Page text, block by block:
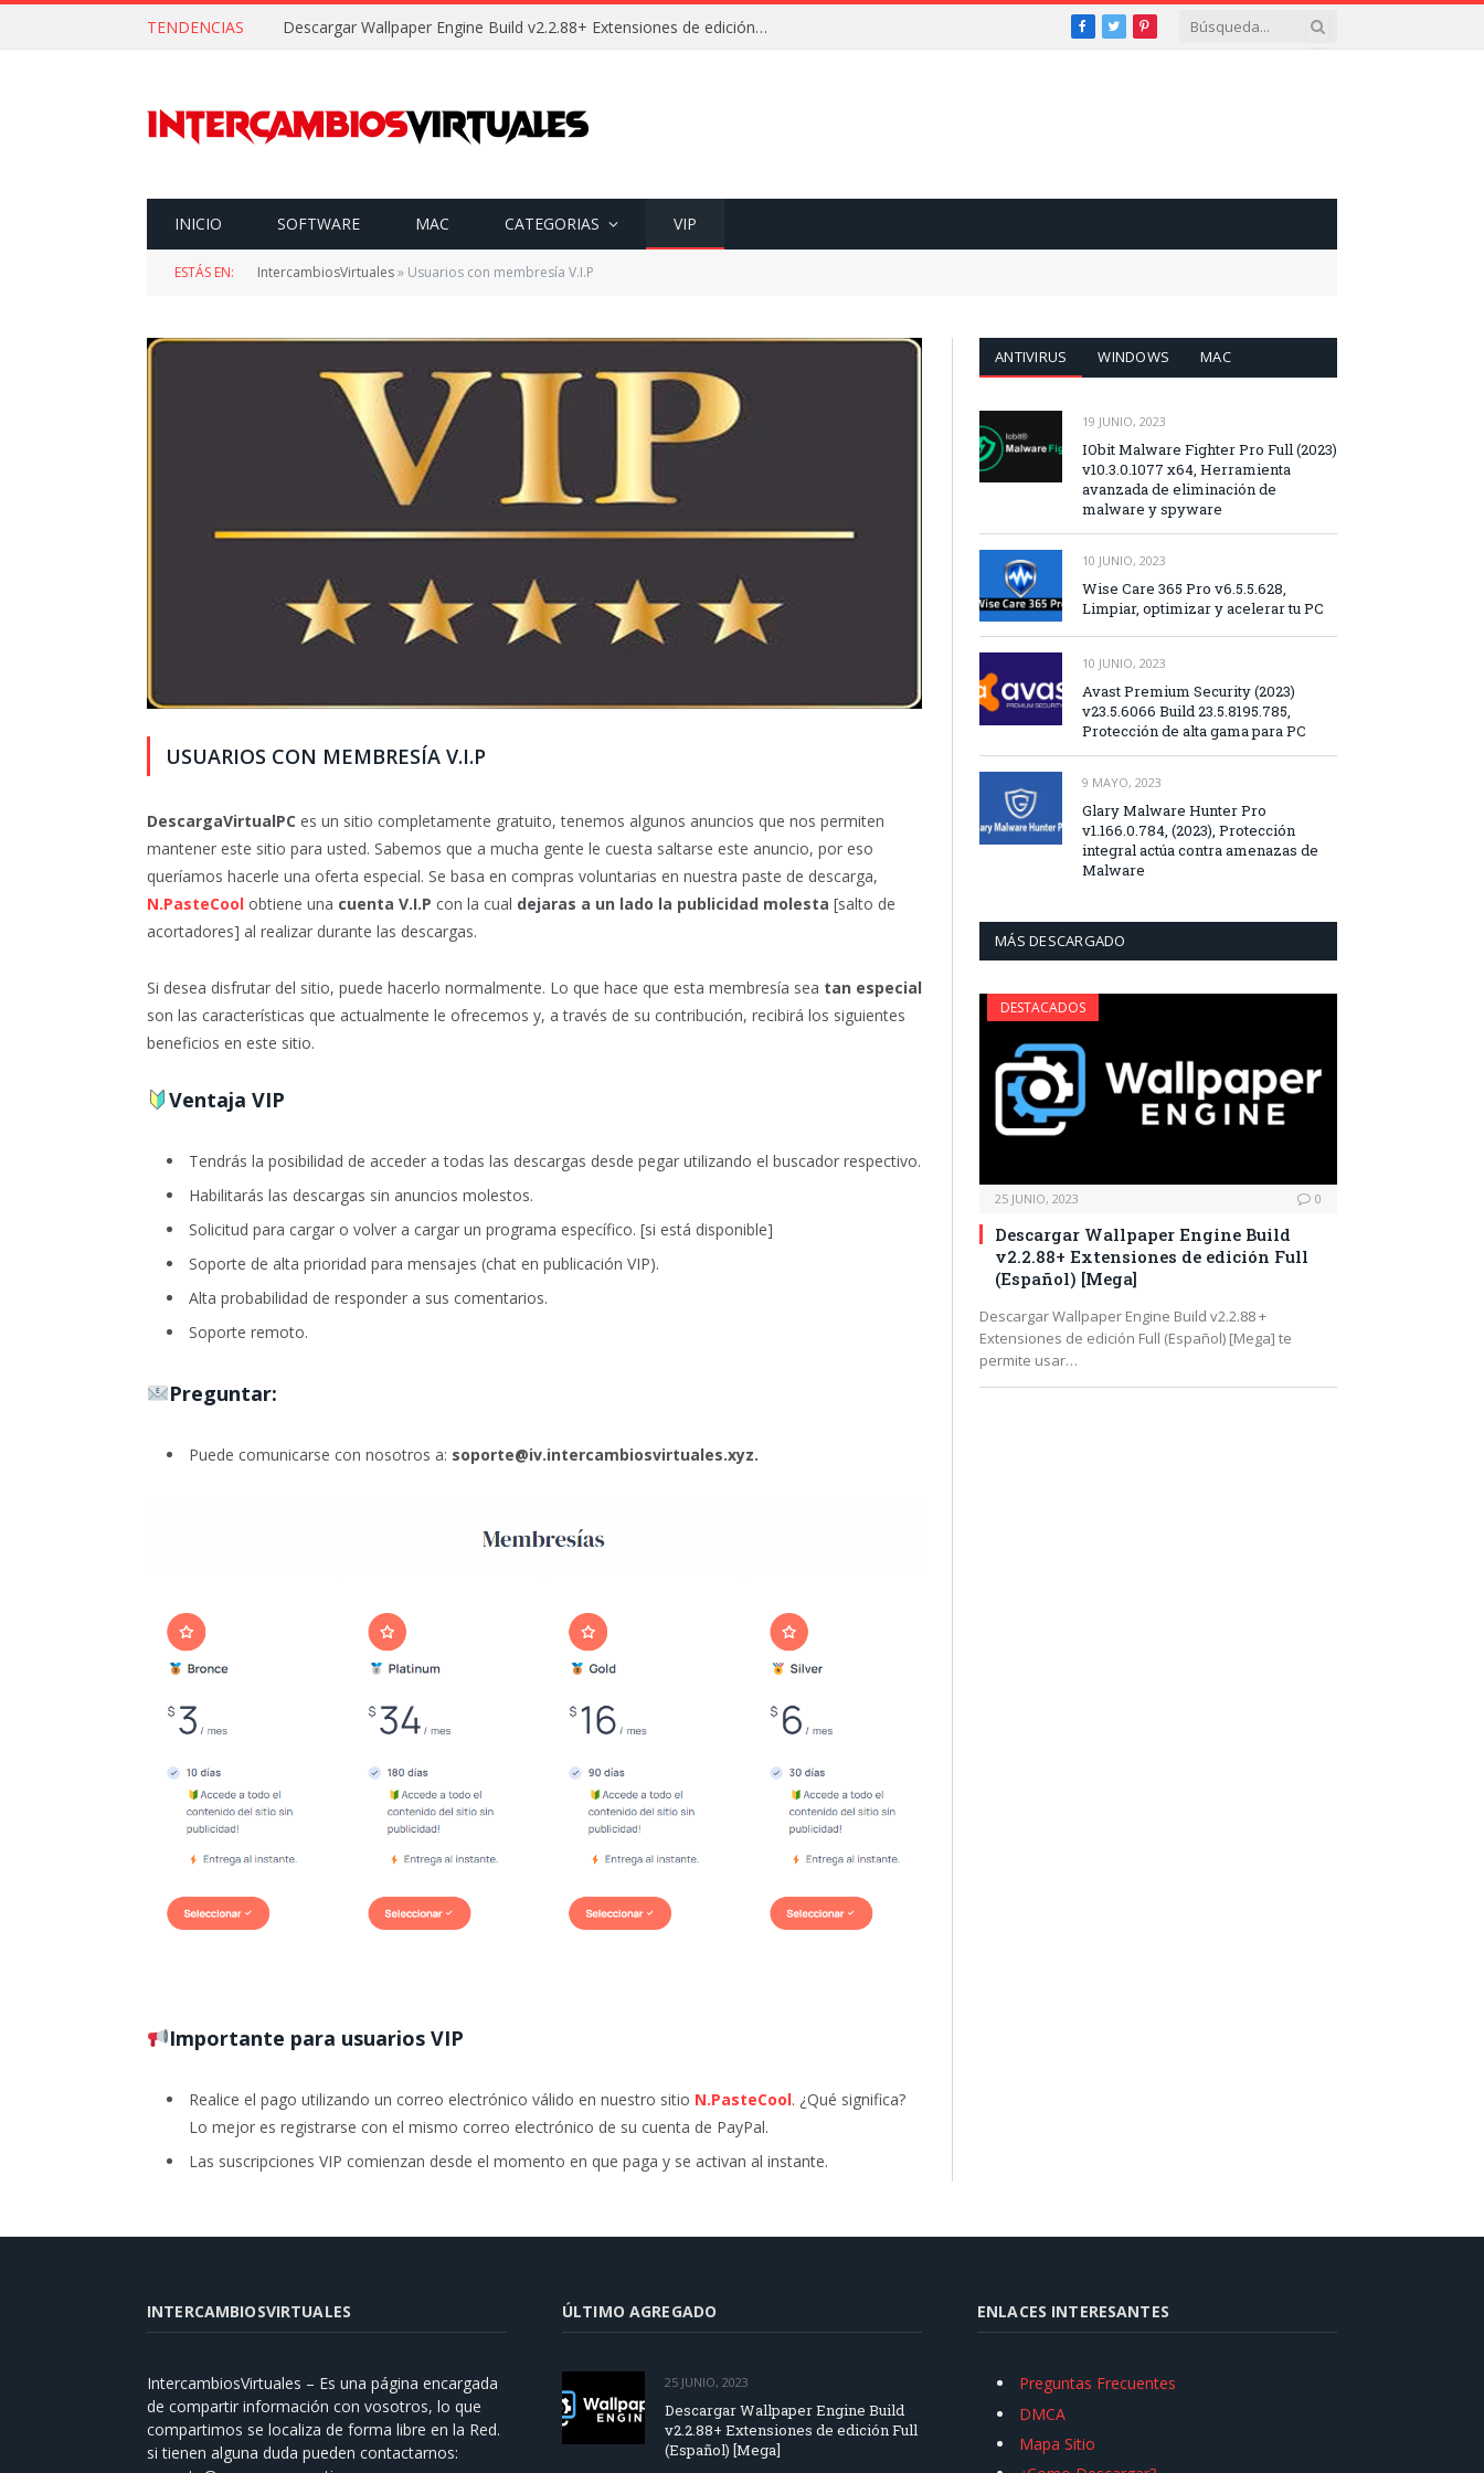
TENDENCIAS Descargar Wallpaper Engine Build v2.2.88+ Extensiones de edición Full (Español) [Mega] Facebook
TwitterPinterest
INICIO SOFTWARE MAC CATEGORIAS VIP
ESTÁS EN: IntercambiosVirtuales» Usuarios con membresía V.I.P
USUARIOS CON MEMBRESÍA V.I.P
DescargaVirtualPC es un sitio completamente gratuito, tenemos algunos anuncios que nos permiten
mantener este sitio para usted. Sabemos que a mucha gente le cuesta saltarse este anuncio, por eso
queríamos hacerle una oferta especial. Se basa en compras voluntarias en nuestra paste de descarga,
N.PasteCool obtiene una cuenta V.I.P con la cual dejaras a un lado la publicidad molesta [salto de
acortadores] al realizar durante las descargas.
Si desea disfrutar del sitio, puede hacerlo normalmente. Lo que hace que esta membresía sea tan especial
son las características que actualmente le ofrecemos y, a través de su contribución, recibirá los siguientes
beneficios en este sitio.
Ventaja VIP
Tendrás la posibilidad de acceder a todas las descargas desde pegar utilizando el buscador respectivo.
Habilitarás las descargas sin anuncios molestos.
Solicitud para cargar o volver a cargar un programa específico. [si está disponible]
Soporte de alta prioridad para mensajes (chat en publicación VIP).
Alta probabilidad de responder a sus comentarios.
Soporte remoto.
Preguntar:
Puede comunicarse con nosotros a: soporte@iv.intercambiosvirtuales.xyz.
Importante para usuarios VIP
Realice el pago utilizando un correo electrónico válido en nuestro sitio N.PasteCool. ¿Qué significa?
Lo mejor es registrarse con el mismo correo electrónico de su cuenta de PayPal.
Las suscripciones VIP comienzan desde el momento en que paga y se activan al instante.
ANTIVIRUS WINDOWS MAC
19 JUNIO, 2023
IObit Malware Fighter Pro Full (2023)
v10.3.0.1077 x64, Herramienta
avanzada de eliminación de
malware y spyware
10 JUNIO, 2023
Wise Care 365 Pro v6.5.5.628,
Limpiar, optimizar y acelerar tu PC
10 JUNIO, 2023
Avast Premium Security (2023)
v23.5.6066 Build 23.5.8195.785,
Protección de alta gama para PC
9 MAYO, 2023
Glary Malware Hunter Pro
v1.166.0.784, (2023), Protección
integral actúa contra amenazas de
Malware
MÁS DESCARGADO
DESTACADOS
25 JUNIO, 2023 0
Descargar Wallpaper Engine Build
v2.2.88+ Extensiones de edición Full
(Español) [Mega]
Descargar Wallpaper Engine Build v2.2.88 +
Extensiones de edición Full (Español) [Mega] te
permite usar…
INTERCAMBIOSVIRTUALES
IntercambiosVirtuales – Es una página encargada
de compartir información con vosotros, lo que
compartimos se localiza de forma libre en la Red.
si tienen alguna duda pueden contactarnos:
ÚLTIMO AGREGADO
25 JUNIO, 2023
Descargar Wallpaper Engine Build
v2.2.88+ Extensiones de edición Full
(Español) [Mega]
ENLACES INTERESANTES
Preguntas Frecuentes
DMCA
Mapa Sitio